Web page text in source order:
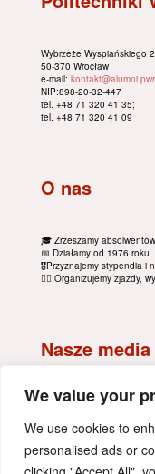
We value your
We use cookies to
personalised ads or
Wybrzeże Wyspiańskiego
50-370 Wrocław
e-mail:
NIP:898-20-32-447
tel. +48 71 320 41 35;
tel. +48 71 320 41 09
O nas
🎓 Zrzeszamy
📅 Działamy od 1976 roku
🎖Przyznajemy stypendia i
🚴‍♂️ Organizujemy zjazdy,
Nasze
polityka prywatności